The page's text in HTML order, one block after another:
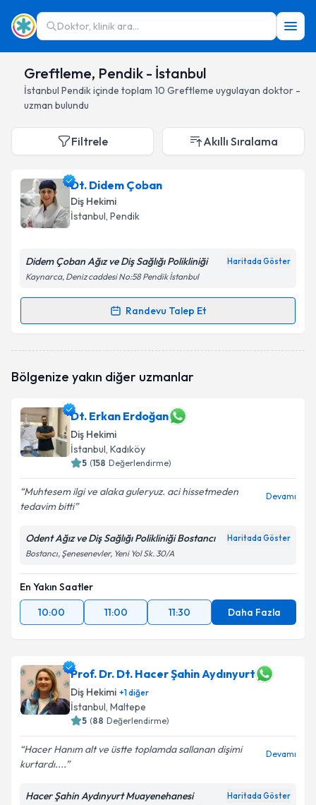
Doktor, klinik ara...
Greftleme, Pendik - İstanbul
İstanbul Pendikiçinde toplam 10 Greftleme uygulayan doktor -
uzman bulundu
Filtrele Akıllı Sıralama
Dt. Didem Çoban
Diş Hekimi
İstanbul, Pendik
Didem Çoban Ağız ve Diş Sağlığı Polikliniği Haritada Göster
Kaynarca, Deniz caddesi No:58 Pendik İstanbul
Randevu Talep Et
Randevu Takvimi Talebi
oluşturun. Size bu uzmandan randevu almanız için bir
E-posta Adresiniz
Kişisel verilerimin işlenmesine ilişkinAydınlatma
Metni
Bölgenize yakın diğer uzmanlar
Dt. Erkan Erdoğan
Diş Hekimi
İstanbul, Kadıköy
5 (158 Değerlendirme)
Muhtesem ilgi ve alaka guleryuz. aci hissetmeden
tedavim bitti
Devamı
Odent Ağız ve Diş Sağlığı Polikliniği Bostancı Haritada Göster
Bostancı, Şenesenevler, Yeni Yol Sk. 30/A
En Yakın Saatler
10:00
11:00 11:30 Daha Fazla
Prof. Dr. Dt. Hacer Şahin Aydınyurt
Diş Hekimi +1diğer
İstanbul, Maltepe
5 (88 Değerlendirme)
Hacer Hanım alt ve üstte toplamda sallanan dişimi
kurtardı....
Devamı
Hacer Şahin Aydınyurt Muayenehanesi Haritada Göster